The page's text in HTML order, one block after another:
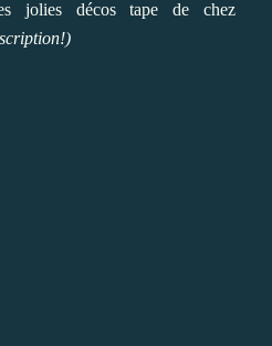
jolies décos tape de chez